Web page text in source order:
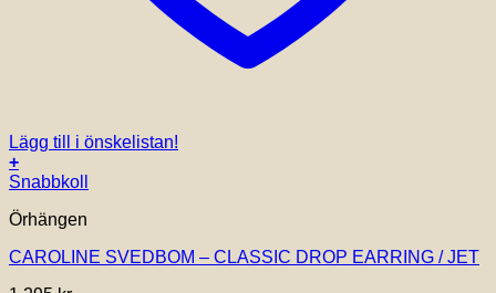
Lägg till i önskelistan!
+
Snabbkoll
Örhängen
CAROLINE SVEDBOM – CLASSIC DROP EARRING / JET